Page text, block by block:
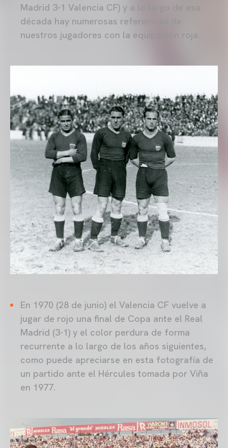
Madrid 3-1 Valencia CF) y a lo largo de esa
década hay numerosas referencias de
nuestros jugadores con la equipación roja.
En 1970 (28 de junio) el Valencia CF vuelve a
jugar de rojo una final de Copa ante el Real
Madrid (3-1) y el color perdura de forma
recurrente a lo largo de los años siguientes,
como puede apreciarse en esta fotografía de
un partido ante el Hércules tomada por Viña
en 1977.